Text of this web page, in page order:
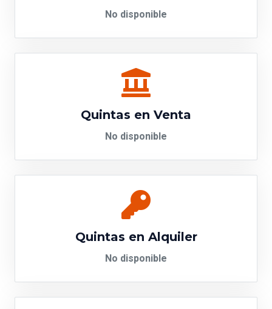
No disponible
Quintas en Venta
No disponible
Quintas en Alquiler
No disponible